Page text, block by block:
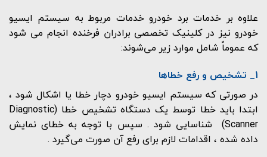
علاوه بر خدمات برد خودرو خدمات مربوط به سیستم ایسیو
خودرو نیز در کلینیک تخصصی برادران فرخنده انجام می شود
که عموماً شامل موارد زیر می‌شوند:
1_ تشخیص و رفع خطاها
در صورتی که سیستم ایسیو خودرو دچار خطا یا اشکال شود ،
ابتدا باید خطا توسط یک دستگاه تشخیص خطا (Diagnostic
Scanner) شناسایی شود . سپس با توجه به خطای نمایش
داده شده ، اقدامات لازم برای رفع آن صورت می‌گیرد .